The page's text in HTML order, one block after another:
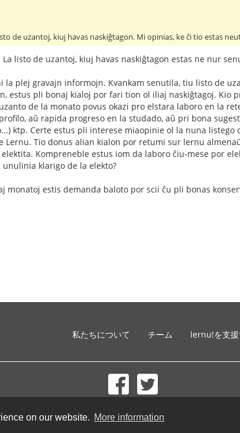
on our website. More information
de uzantoj, kiuj havas naskiĝtagon. Mi opinias, ke ĉi tio estas
listo de uzantoj, kiuj havas naskiĝtagon estas ne nur
la plej gravajn informojn. Kvankam senutila, tiu listo de
estus pli bonaj kialoj por fari tion ol iliaj naskiĝtagoj. Kio
de la monato povus okazi pro elstara laboro en la
aŭ rapida progreso en la studado, aŭ pri bona
ktp. Certe estus pli interese miaopinie ol la nuna
Lernu. Tio donus alian kialon por retumi sur lernu
Kompreneble estus iom da laboro ĉiu-mese por
klarigo de la elekto?
monatoj estis demanda baloto por scii ĉu pli bonas
私たちについて チーム lernu!を支援